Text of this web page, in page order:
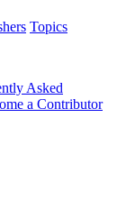
Topics
Asked
a Contributor